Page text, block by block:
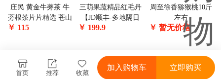
庄民 黄金牛蒡茶 牛
蒡根茶片片精选 苍山
牛蒡子健康滋补节日
￥ 115
三萌果蔬精品红毛丹
【JD顺丰-多地隔日
达】新鲜进口毛荔枝
州JD生鲜仓直发
￥ 199.9
周至徐香猕猴桃10斤
左右
￥ 暂无价格
首页 推荐 收藏
加入购物车 立即购买